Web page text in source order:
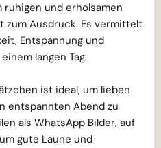
und erholsamen
zum Ausdruck. Es vermittelt
Entspannung und
langen Tag.
ist ideal, um lieben
entspannten Abend zu
als WhatsApp Bilder, auf
gute Laune und